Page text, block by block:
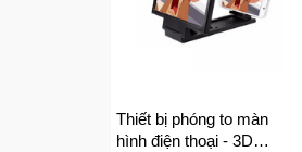
Thiết bị phóng to màn
hình điện thoại - 3D